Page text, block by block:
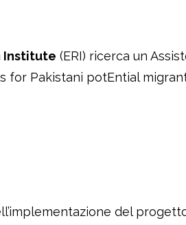
Institute (ERI) ricerca un
for Pakistani potEntial
del